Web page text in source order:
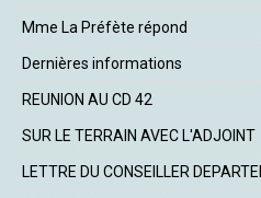
Mme La Préfète répond
Dernières informations
REUNION AU CD 42
SUR LE TERRAIN AVEC L'ADJOINT
LETTRE DU CONSEILLER